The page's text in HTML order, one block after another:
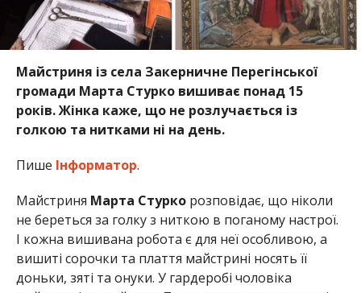
Майстриня із села Закерничне Перегінської
громади Марта Стурко вишиває понад 15
років. Жінка каже, що не розлучається із
голкою та нитками ні на день.
Пише Інформатор.
Майстриня Марта Стуркорозповідає, що ніколи
не береться за голку з ниткою в поганому настрої.
І кожна вишивана робота є для неї особливою, а
вишиті сорочки та плаття майстрині носять її
доньки, зяті та онуки. У гардеробі чоловіка